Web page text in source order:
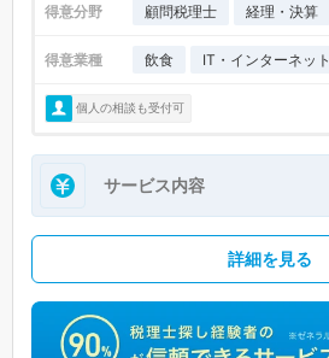
得意分野 顧問税理士 経理・決算
得意業種 飲食 IT・インターネット
個人の相談も受付可
サービス内容
詳細を見る